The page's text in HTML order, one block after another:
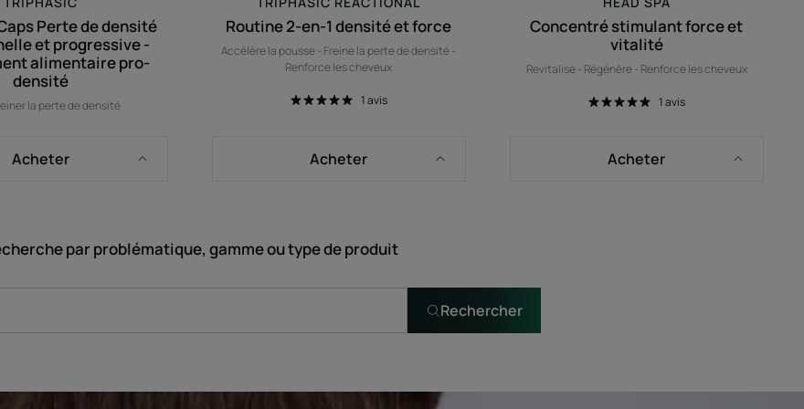
Perte de densité
et progressive -
alimentaire pro-
densité
la perte de densité
Acheter
Routine 2-en-1 densité et force
Accélère la pousse - Freine la perte de densité -
Renforce les cheveux
1avis
Acheter
Concentré stimulant force et
vitalité
Revitalise - Régénère - Renforce les cheveux
1avis
Acheter
par problématique, gamme ou type de produit
Rechercher